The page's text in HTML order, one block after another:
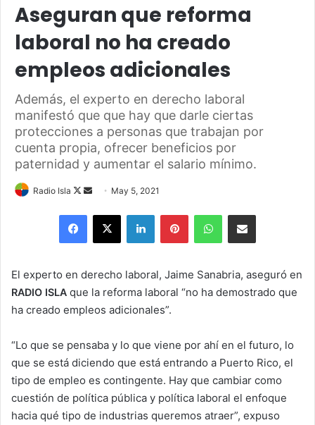
Aseguran que reforma
laboral no ha creado
empleos adicionales
Además, el experto en derecho laboral
manifestó que que hay que darle ciertas
protecciones a personas que trabajan por
cuenta propia, ofrecer beneficios por
paternidad y aumentar el salario mínimo.
Radio Isla
Follow
Send
email
May 5, 2021
Facebook
X LinkedInPinterestWhatsAppShare via Email
El experto en derecho laboral, Jaime Sanabria, aseguró en
RADIO ISLA que la reforma laboral “no ha demostrado que
ha creado empleos adicionales”.
“Lo que se pensaba y lo que viene por ahí en el futuro, lo
que se está diciendo que está entrando a Puerto Rico, el
tipo de empleo es contingente. Hay que cambiar como
cuestión de política pública y política laboral el enfoque
hacia qué tipo de industrias queremos atraer”, expuso